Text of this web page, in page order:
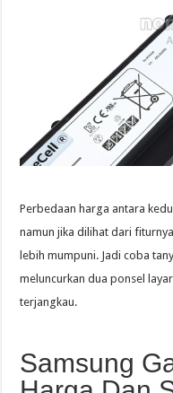
Perbedaan harga antara
namun jika dilihat dari
lebih mumpuni. Jadi coba
meluncurkan dua ponsel
terjangkau.
Samsung